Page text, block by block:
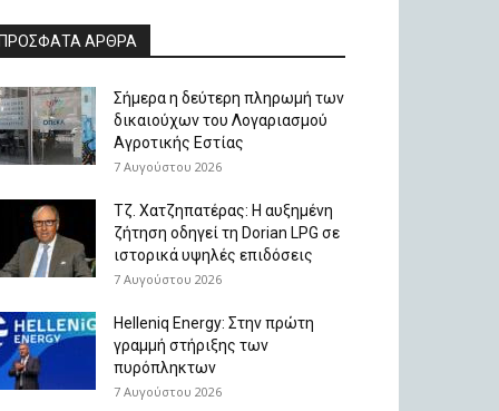
ΑΡΘΡΑ
Σήμερα η δεύτερη πληρωμή των
δικαιούχων του Λογαριασμού
Αγροτικής Εστίας
7 Αυγούστου 2026
Τζ. Χατζηπατέρας: H αυξημένη
ζήτηση οδηγεί τη Dorian LPG σε
ιστορικά υψηλές επιδόσεις
7 Αυγούστου 2026
Helleniq Energy: Στην πρώτη
γραμμή στήριξης των
πυρόπληκτων
7 Αυγούστου 2026